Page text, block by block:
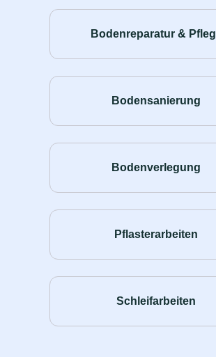
Bodenreparatur &
Bodensanierung
Bodenverlegung
Pflasterarbeiten
Schleifarbeiten